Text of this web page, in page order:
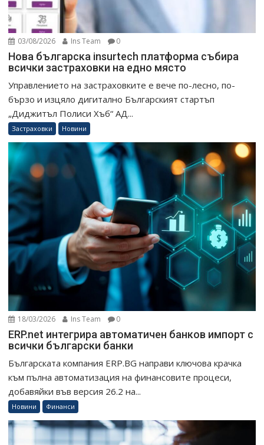
03/08/2026 Ins Team 0
Нова българска insurtech платформа събира
всички застраховки на едно място
Управлението на застраховките е вече по-лесно, по-
бързо и изцяло дигитално Българският стартъп
„Диджитъл Полиси Хъб“ АД...
Застраховки Новини
18/03/2026 Ins Team 0
ERP.net интегрира автоматичен банков импорт с
всички български банки
Българската компания ERP.BG направи ключова крачка
към пълна автоматизация на финансовите процеси,
добавяйки във версия 26.2 на...
Новини Финанси